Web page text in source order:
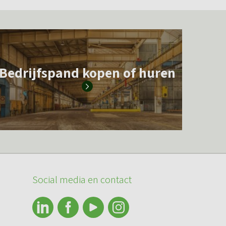
kopen of huren
Social media en contact